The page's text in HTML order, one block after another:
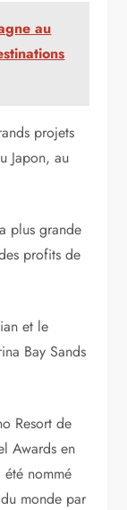
au
projets
Japon, au
plus grande
profits de
et le
Bay Sands
Resort de
Awards en
nommé
monde par